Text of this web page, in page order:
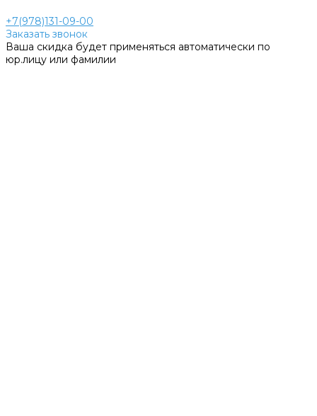
+7(978)131-09-00
Заказать звонок
Ваша скидка будет применяться автоматически по
юр.лицу или фамилии